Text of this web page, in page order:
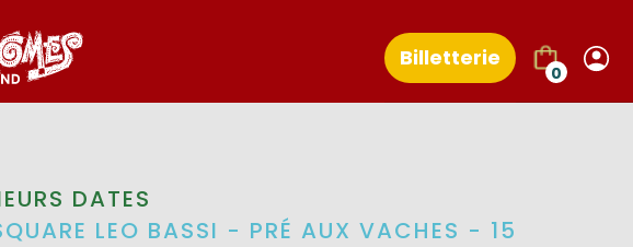
Billetterie
0
DATES
LEO BASSI - PRÉ AUX VACHES - 15